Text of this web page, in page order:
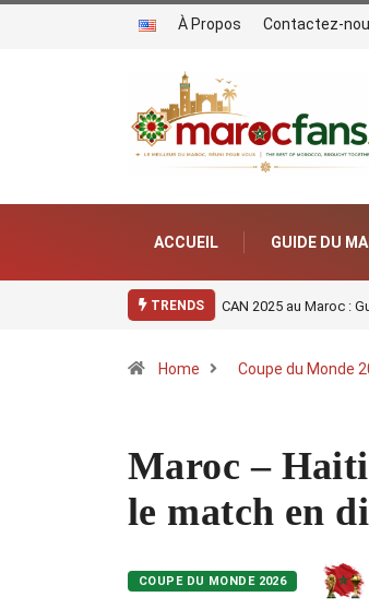
À Propos Contactez-
ACCUEIL GUIDE DU
TRENDS CAN 2025 au Maroc :
Home Coupe du Monde
Maroc –
le match en
COUPE DU MONDE 2026